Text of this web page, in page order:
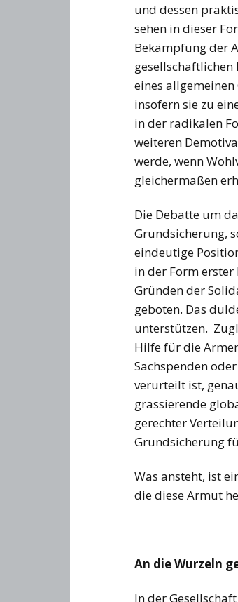
und dessen
sehen in dieser
Bekämpfung der
eines
insofern sie zu
in der radikalen
weiteren
werde, wenn
gleichermaßen
Die Debatte um
Grundsicherung,
eindeutige
in der Form
Gründen der
geboten. Das
unterstützen.
Hilfe für die
Sachspenden
verurteilt ist,
grassierende
gerechter
Grundsicherung
Was ansteht, ist
die diese Armut
An die Wurzeln
In der